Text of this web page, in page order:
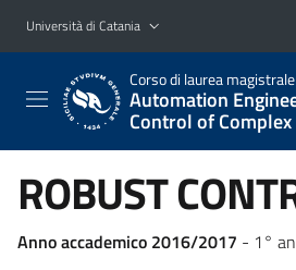
Vai al contenuto principale
Vai al menu di navigazione
Università di Catania
Corso di laurea
Automation
Control of
ROBUST
Anno accademico 2016/2017 - 1°